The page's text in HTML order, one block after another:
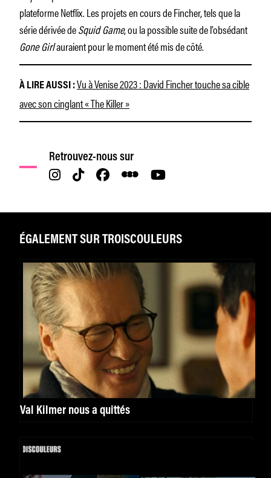
plateforme Netflix. Les projets en cours de Fincher, tels que la
série dérivée deSquid Game, ou la possible suite de l’obsédant
Gone Girlauraient pour le moment été mis de côté.
À LIRE AUSSI :Vu à Venise 2023 : David Fincher touche sa cible
avec son cinglant « The Killer »
Retrouvez-nous sur
ÉGALEMENT SUR TROISCOULEURS
Val Kilmer nous a quittés